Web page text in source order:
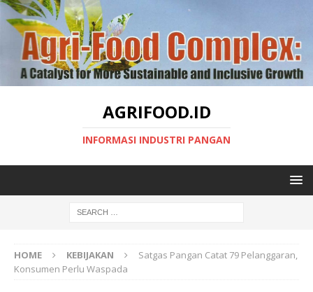
AGRIFOOD.ID
INFORMASI INDUSTRI PANGAN
HOME KEBIJAKAN
Satgas Pangan Catat 79 Pelanggaran,
Konsumen Perlu Waspada